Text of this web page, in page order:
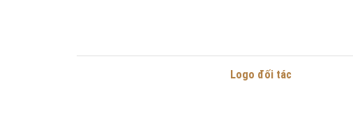
Logo đối tác